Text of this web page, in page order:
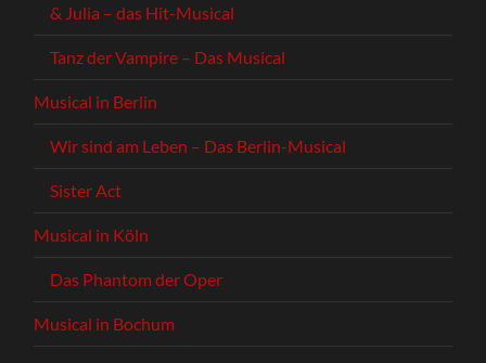
& Julia – das Hit-Musical
Tanz der Vampire – Das Musical
Musical in Berlin
Wir sind am Leben – Das Berlin-Musical
Sister Act
Musical in Köln
Das Phantom der Oper
Musical in Bochum